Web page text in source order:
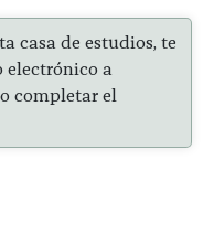
casa de estudios, te
electrónico a
o completar el